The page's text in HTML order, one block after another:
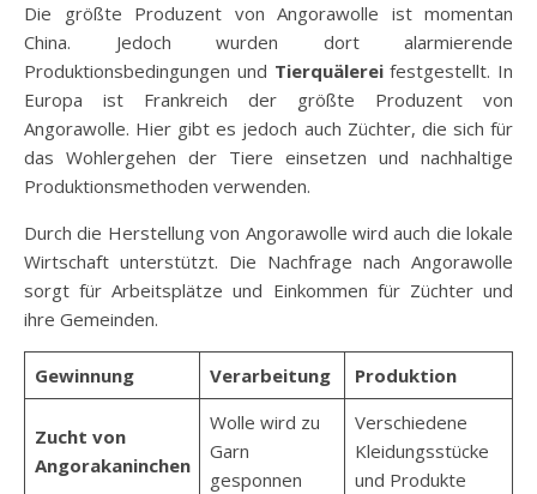
Die größte Produzent von Angorawolle ist momentan
China. Jedoch wurden dort alarmierende
Produktionsbedingungen und Tierquälereifestgestellt. In
Europa ist Frankreich der größte Produzent von
Angorawolle. Hier gibt es jedoch auch Züchter, die sich für
das Wohlergehen der Tiere einsetzen und nachhaltige
Produktionsmethoden verwenden.
Durch die Herstellung von Angorawolle wird auch die lokale
Wirtschaft unterstützt. Die Nachfrage nach Angorawolle
sorgt für Arbeitsplätze und Einkommen für Züchter und
ihre Gemeinden.
Gewinnung Verarbeitung Produktion
Zucht von
Angorakaninchen
Wolle wird zu
Garn
gesponnen
Verschiedene
Kleidungsstücke
und Produkte